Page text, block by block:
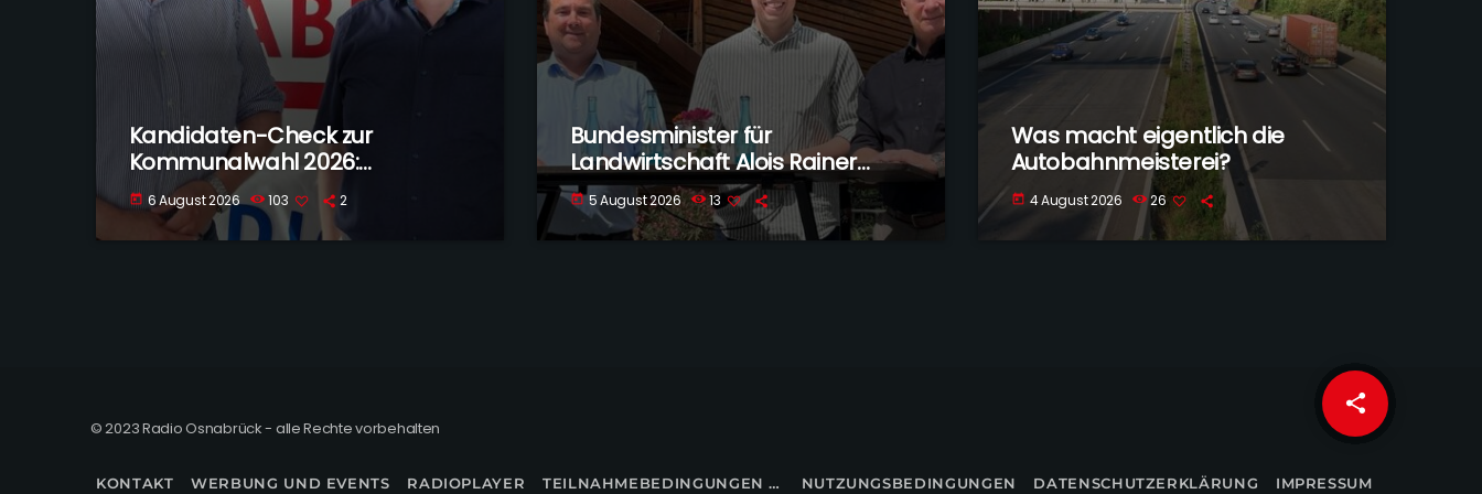
share
email
Kandidaten-Check zur
Kommunalwahl 2026:
Georgsmarienhütte
today 6 August 2026 103 2
Bundesminister für
Landwirtschaft Alois Rainer
besucht Voltlage-Weese
today 5 August 2026 13
Was macht eigentlich die
Autobahnmeisterei?
today 4 August 2026 26
© 2023 Radio Osnabrück - alle Rechte vorbehalten
KONTAKT WERBUNG UND EVENTS RADIOPLAYER TEILNAHMEBEDINGUNGEN FÜR GEWINNSPIELE NUTZUNGSBEDINGUNGEN DATENSCHUTZERKLÄRUNG
IMPRESSUM